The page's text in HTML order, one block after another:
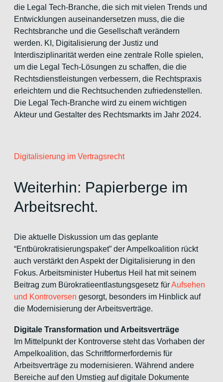
die Legal Tech-Branche, die sich mit vielen Trends und
Entwicklungen auseinandersetzen muss, die die
Rechtsbranche und die Gesellschaft verändern
werden. KI, Digitalisierung der Justiz und
Interdisziplinarität werden eine zentrale Rolle spielen,
um die Legal Tech-Lösungen zu schaffen, die die
Rechtsdienstleistungen verbessern, die Rechtspraxis
erleichtern und die Rechtsuchenden zufriedenstellen.
Die Legal Tech-Branche wird zu einem wichtigen
Akteur und Gestalter des Rechtsmarkts im Jahr 2024.
Digitalisierung im Vertragsrecht
Weiterhin: Papierberge im
Arbeitsrecht.
Die aktuelle Diskussion um das geplante
“Entbürokratisierungspaket” der Ampelkoalition rückt
auch verstärkt den Aspekt der Digitalisierung in den
Fokus. Arbeitsminister Hubertus Heil hat mit seinem
Beitrag zum Bürokratieentlastungsgesetz fürAufsehen
und Kontroversen gesorgt, besonders im Hinblick auf
die Modernisierung der Arbeitsverträge.
Digitale Transformation und Arbeitsverträge
Im Mittelpunkt der Kontroverse steht das Vorhaben der
Ampelkoalition, das Schriftformerfordernis für
Arbeitsverträge zu modernisieren. Während andere
Bereiche auf den Umstieg auf digitale Dokumente